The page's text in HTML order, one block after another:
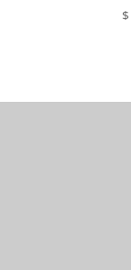
$